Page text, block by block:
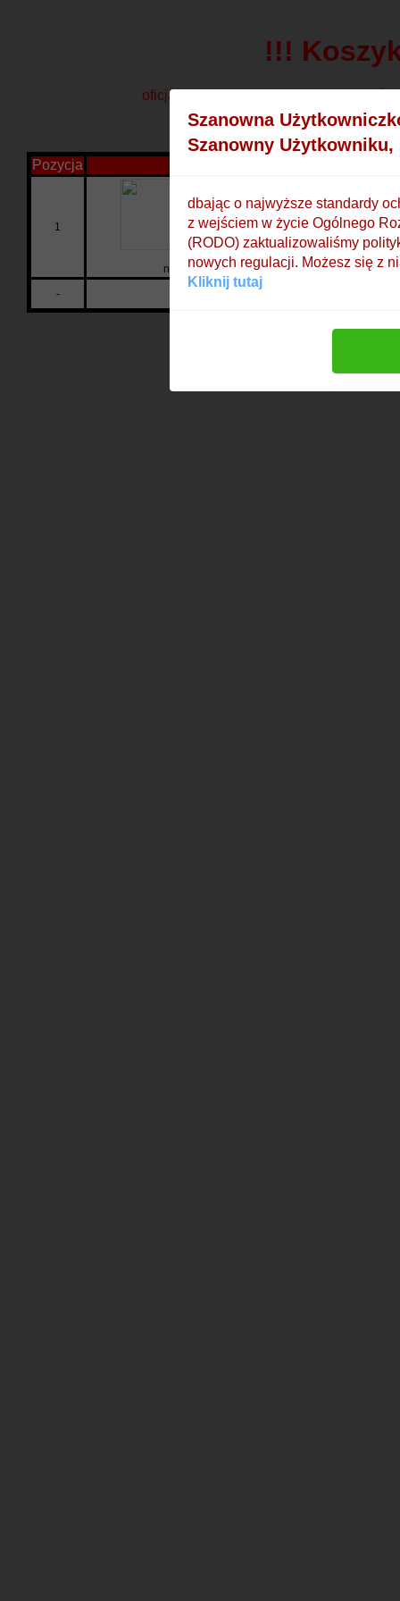
!!!
oficjalne oraz kibicowskie strony
Regulamin::
Pozycja
1
SMS Łomianki
nieoficjalna strona kibiców SMS Arcus PZKosz
-
Dodaj swoją stronę!
Szanowna
Szanowny Użytkowniku,
dbając o najwyższe standardy
z wejściem w życie Ogólnego
(RODO) zaktualizowaliśmy
nowych regulacji. Możesz się z
Kliknij tutaj